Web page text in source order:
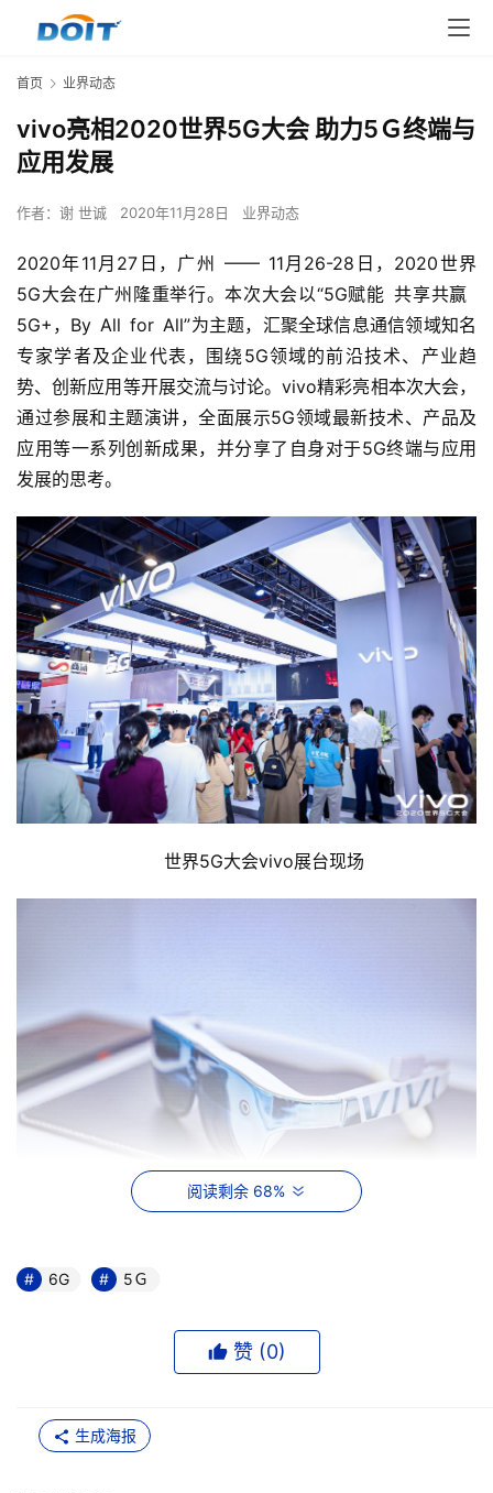
首页 业界动态
vivo亮相2020世界5G大会 助力5Ｇ终端与
应用发展
作者： 谢 世诚 2020年11月28日 业界动态
2020年11月27日，广州 —— 11月26-28日，2020世界
5G大会在广州隆重举行。本次大会以“5G赋能 共享共赢
5G+，By All for All”为主题，汇聚全球信息通信领域知名
专家学者及企业代表，围绕5G领域的前沿技术、产业趋
势、创新应用等开展交流与讨论。vivo精彩亮相本次大会，
通过参展和主题演讲，全面展示5G领域最新技术、产品及
应用等一系列创新成果，并分享了自身对于5G终端与应用
发展的思考。
世界5G大会vivo展台现场
阅读剩余 68%
6G 5Ｇ
赞 (0)
生成海报